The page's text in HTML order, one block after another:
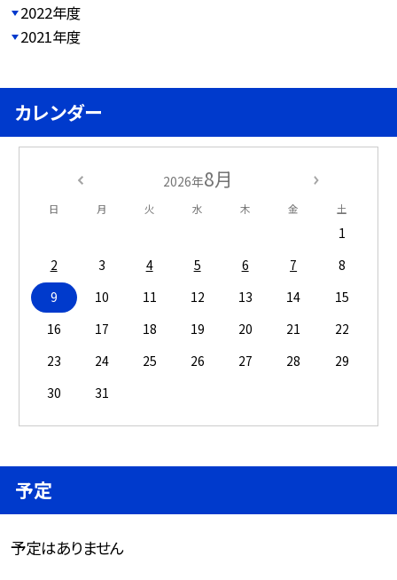
2022年度
2021年度
カレンダー
2026年8月
日 月 火 水 木 金 土
1
2
3 4 5 6 7
8
9
10 11 12 13 14
15
16
17 18 19 20 21
22
23
24 25 26 27 28
29
30
31
予定
予定はありません